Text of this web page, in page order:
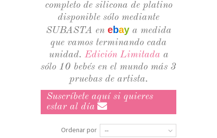
SOBRE NUESTROS BEBÉS HIPERREALISTAS DE
SILICONA
SOBRE EL CUIDADO DE LOS BEBÉS
HIPERREALISTAS
completo de silicona de platino
disponible sólo mediante
SUBASTA en ebaya medida
que vamos terminando cada
unidad. Edición Limitada a
sólo 10 bebés en el mundo más 3
pruebas de artista.
Suscríbete aquí si quieres
estar al día
Ordenar por --